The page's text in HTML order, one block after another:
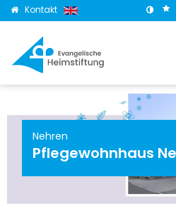
Kontakt
Nehren
Pflegewohnhaus